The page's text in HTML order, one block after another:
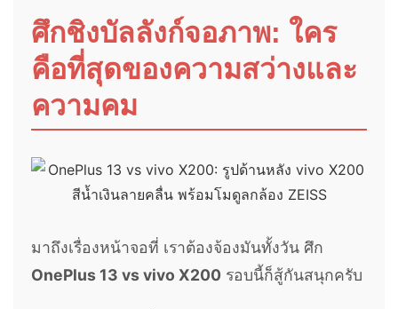
ศึกชิงบัลลังก์จอภาพ: ใคร
คือที่สุดของความสว่างและ
ความคม
มาถึงเรื่องหน้าจอที่ เราต้องจ้องมันทั้งวัน ศึก
OnePlus 13 vs vivo X200 รอบนี้ก็สู้กันสนุกครับ